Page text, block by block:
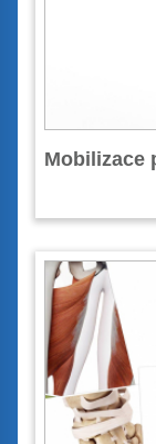
Mobilizace